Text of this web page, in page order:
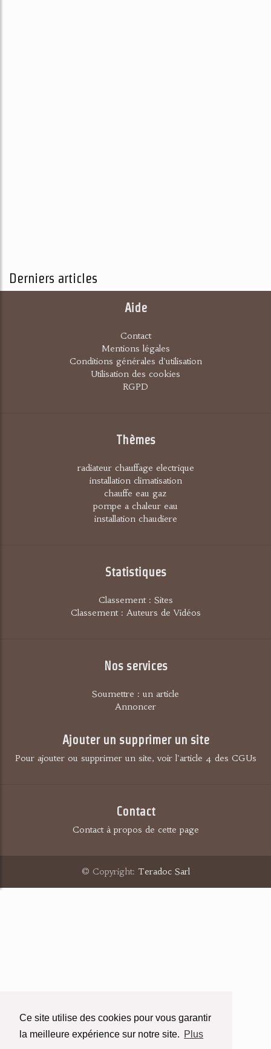
Ce site utilise des cookies pour vous garantir
la meilleure expérience sur notre site. Plus
Derniers articles
Aide
Contact
Mentions légales
Conditions générales d'utilisation
Utilisation des cookies
RGPD
Thèmes
radiateur chauffage electrique
installation climatisation
chauffe eau gaz
pompe a chaleur eau
installation chaudiere
Statistiques
Classement : Sites
Classement : Auteurs de Vidéos
Nos services
Soumettre : un article
Annoncer
Ajouter un supprimer un site
Pour ajouter ou supprimer un site, voir l'article 4 des CGUs
Contact
Contact à propos de cette page
© Copyright: Teradoc Sarl